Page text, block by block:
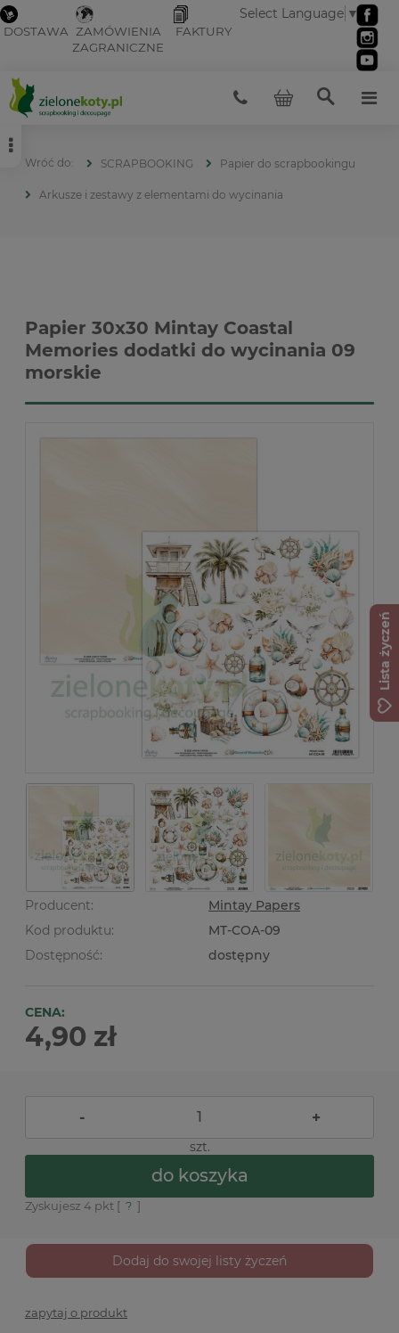
DOSTAWA ZAMÓWIENIA
ZAGRANICZNE
FAKTURY
Select Language ▼
SCRAPBOOKING Papier do scrapbookingu
Arkusze i zestawy z elementami do wycinania
Papier 30x30 Mintay Coastal
Memories dodatki do wycinania 09
morskie
Producent:
Mintay Papers
Kod produktu:
MT-COA-09
Dostępność:
dostępny
CENA:
4,90 zł
- +
szt.
do koszyka
Zyskujesz 4 pkt [ ? ]
Dodaj do swojej listy życzeń
zapytaj o produkt
Lista życzeń